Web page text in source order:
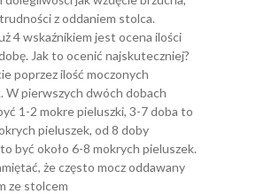
z oddaniem stolca.
4 wskaźnikiem jest ocena ilości
Jak to ocenić najskuteczniej?
poprzez ilość moczonych
W pierwszych dwóch dobach
1-2 mokre pieluszki, 3-7 doba to
pieluszek, od 8 doby
być około 6-8 mokrych pieluszek.
że często mocz oddawany
ze stolcem